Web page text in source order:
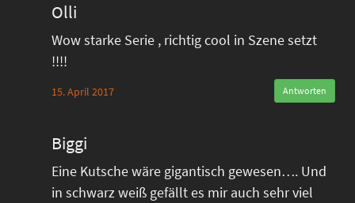
Olli
Wow starke Serie , richtig cool in Szene setzt
!!!!
15. April 2017 Antworten
Biggi
Eine Kutsche wäre gigantisch gewesen…. Und
in schwarz weiß gefällt es mir auch sehr viel